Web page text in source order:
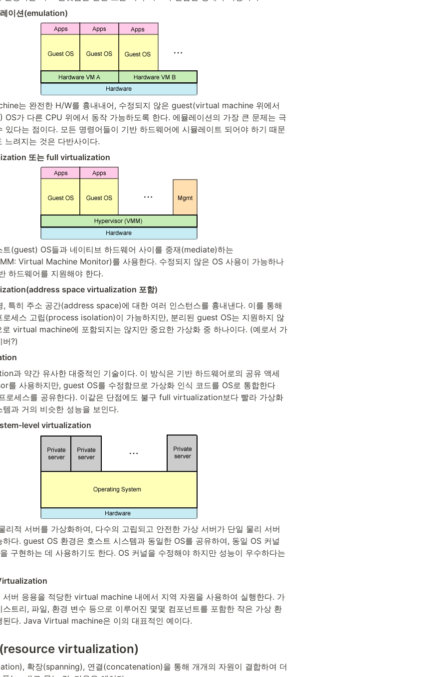
이션(emulation)
는 완전한 H/W를 흉내내어, 수정되지 않은 guest(virtual machine 위에서
OS가 다른 CPU 위에서 동작 가능하도록 한다. 에뮬레이션의 가장 큰 문제는 극
있다는 점이다. 모든 명령어들이 기반 하드웨어에 시뮬레이트 되어야 하기 때문
느려지는 것은 다반사이다.
또는 full virtualization
트(guest) OS들과 네이티브 하드웨어 사이를 중재(mediate)하는
Virtual Machine Monitor)를 사용한다. 수정되지 않은 OS 사용이 가능하나
하드웨어를 지원해야 한다.
space virtualization 포함)
, 특히 주소 공간(address space)에 대한 여러 인스턴스를 흉내낸다. 이를 통해
로세스 고립(process isolation)이 가능하지만, 분리된 guest OS는 지원하지 않
로 virtual machine에 포함되지는 않지만 중요한 가상화 중 하나이다. (예로서 가
버?)
과 약간 유사한 대중적인 기술이다. 이 방식은 기반 하드웨어로의 공유 액세
를 사용하지만, guest OS를 수정함므로 가상화 인식 코드를 OS로 통합한다
로세스를 공유한다). 이같은 단점에도 불구 full virtualization보다 빨라 가상화
과 거의 비슷한 성능을 보인다.
level virtualization
리적 서버를 가상화하여, 다수의 고립되고 안전한 가상 서버가 단일 물리 서버
다. guest OS 환경은 호스트 시스템과 동일한 OS를 공유하여, 동일 OS 커널
구현하는 데 사용하기도 한다. OS 커널을 수정해야 하지만 성능이 우수하다는
서버 응용을 적당한 virtual machine 내에서 지역 자원을 사용하여 실행한다. 가
스트리, 파일, 환경 변수 등으로 이루어진 몇몇 컴포넌트를 포함한 작은 가상 환
된다. Java Virtual machine은 이의 대표적인 예이다.
virtualization)
확장(spanning), 연결(concatenation)을 통해 개개의 자원이 결합하여 더